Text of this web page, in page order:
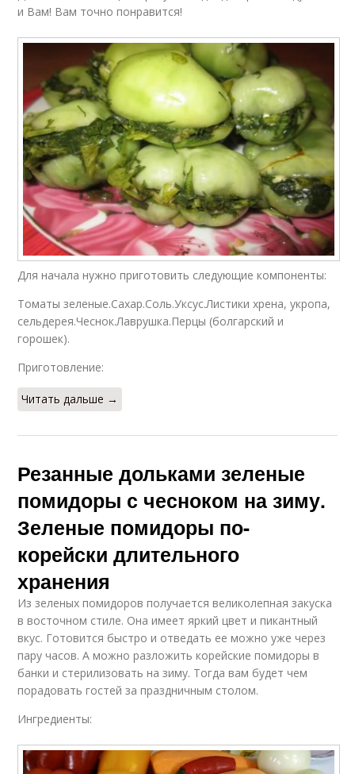
и Вам! Вам точно понравится!
Для начала нужно приготовить следующие компоненты:
Томаты зеленые.Сахар.Соль.Уксус.Листики хрена, укропа,
сельдерея.Чеснок.Лаврушка.Перцы (болгарский и
горошек).
Приготовление:
Читать дальше →
Резанные дольками зеленые
помидоры с чесноком на зиму.
Зеленые помидоры по-
корейски длительного
хранения
Из зеленых помидоров получается великолепная закуска
в восточном стиле. Она имеет яркий цвет и пикантный
вкус. Готовится быстро и отведать ее можно уже через
пару часов. А можно разложить корейские помидоры в
банки и стерилизовать на зиму. Тогда вам будет чем
порадовать гостей за праздничным столом.
Ингредиенты: